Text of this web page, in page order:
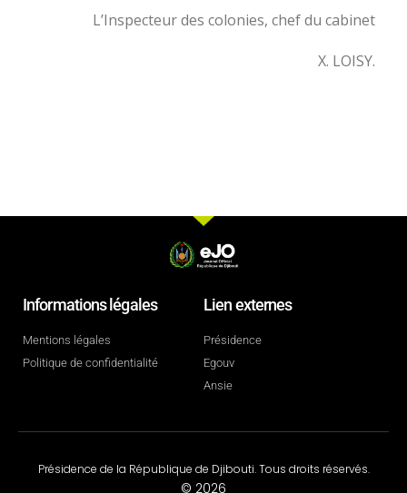
L’Inspecteur des colonies, chef du cabinet
X. LOISY.
Informations légales
Mentions légales
Politique de confidentialité
Lien externes
Présidence
Egouv
Ansie
Présidence de la République de Djibouti. Tous droits réservés.
© 2026